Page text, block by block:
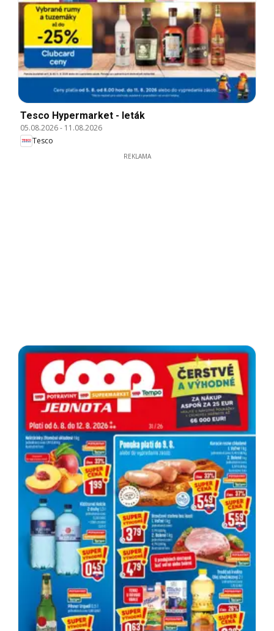
Tesco Hypermarket - leták
05.08.2026- 11.08.2026
Tesco
REKLAMA